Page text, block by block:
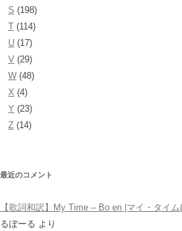
S (198)
T (114)
U (17)
V (29)
W (48)
X (4)
Y (23)
Z (14)
最近のコメント
【歌詞和訳】My Time – Bo en |マイ・タイ
るぼーる より